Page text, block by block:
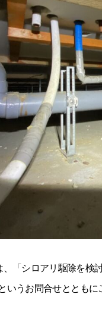
「シロアリ駆除を検
いうお問合せとともに